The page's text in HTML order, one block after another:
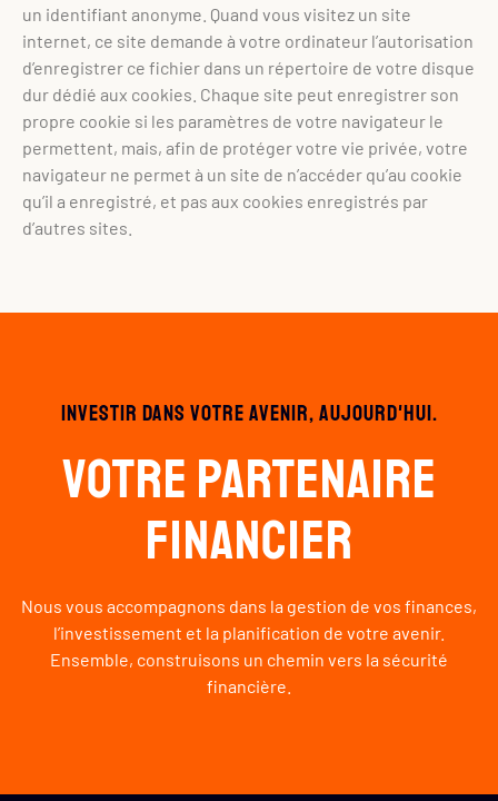
un identifiant anonyme. Quand vous visitez un site
internet, ce site demande à votre ordinateur l’autorisation
d’enregistrer ce fichier dans un répertoire de votre disque
dur dédié aux cookies. Chaque site peut enregistrer son
propre cookie si les paramètres de votre navigateur le
permettent, mais, afin de protéger votre vie privée, votre
navigateur ne permet à un site de n’accéder qu’au cookie
qu’il a enregistré, et pas aux cookies enregistrés par
d’autres sites.
Investir dans votre avenir, aujourd'hui.
Votre partenaire
financier
Nous vous accompagnons dans la gestion de vos finances,
l’investissement et la planification de votre avenir.
Ensemble, construisons un chemin vers la sécurité
financière.